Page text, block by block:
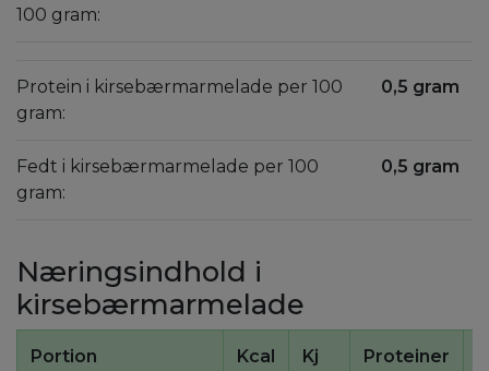
100 gram:
Protein i kirsebærmarmelade per 100
gram:
0,5 gram
Fedt i kirsebærmarmelade per 100
gram:
0,5 gram
Næringsindhold i
kirsebærmarmelade
Portion Kcal Kj Proteiner